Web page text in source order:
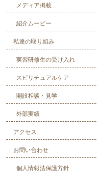
メディア掲載
紹介ムービー
私達の取り組み
実習研修生の受け入れ
スピリチュアルケア
開設相談・見学
外部実績
アクセス
お問い合わせ
個人情報法保護方針